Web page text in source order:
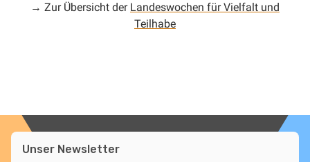
→ Zur Übersicht der Landeswochen für Vielfalt und
Teilhabe
Unser Newsletter